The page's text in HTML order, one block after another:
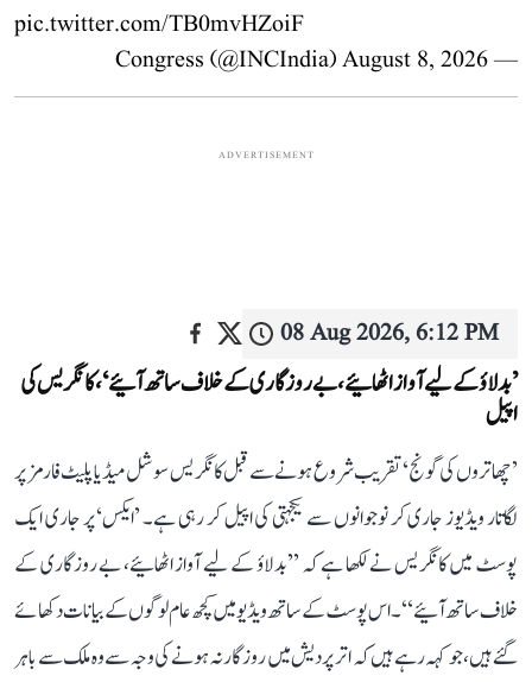
pic.twitter.com/TB0mvHZoiF
— Congress (@INCIndia)
August 8, 2026
ADVERTISEMENT
08 Aug 2026, 6:12 PM
’بدلاؤ کے لیے آواز اٹھائیے، بے روزگاری کے خلاف ساتھ آئیے‘، کانگریس کی
اپیل
’چھاتروں کی گونج‘ تقریب شروع ہونے سے قبل کانگریس سوشل میڈیا پلیٹ فارمز پر
لگاتار ویڈیوز جاری کر نوجوانوں سے یکجہتی کی اپیل کر رہی ہے۔ ’ایکس‘ پر جاری ایک
پوسٹ میں کانگریس نے لکھا ہے کہ ’’بدلاؤ کے لیے آواز اٹھائیے، بے روزگاری کے
خلاف ساتھ آئیے‘‘۔ اس پوسٹ کے ساتھ ویڈیو میں کچھ عام لوگوں کے بیانات دکھائے
گئے ہیں، جو کہہ رہے ہیں کہ اتر پردیش میں روزگار نہ ہونے کی وجہ سے وہ ملک سے باہر